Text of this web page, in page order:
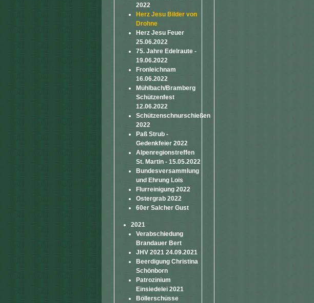
2022
Herz Jesu Bilder von
Drohne
Herz Jesu Feuer
25.06.2022
75. Jahre Edelraute -
19.06.2022
Fronleichnam
16.06.2022
Mühlbach/Bramberg
Schützenfest
12.06.2022
Schützenschnurschießen
2022
Paß Strub -
Gedenkfeier 2022
Alpenregionstreffen
St. Martin - 15.05.2022
Bundesversammlung
und Ehrung Lois
Flurreinigung 2022
Ostergrab 2022
60er Salcher Gust
2021
Verabschiedung
Brandauer Bert
JHV 2021 24.09.2021
Beerdigung Christina
Schönborn
Patrozinium
Einsiedelei 2021
Böllerschüsse